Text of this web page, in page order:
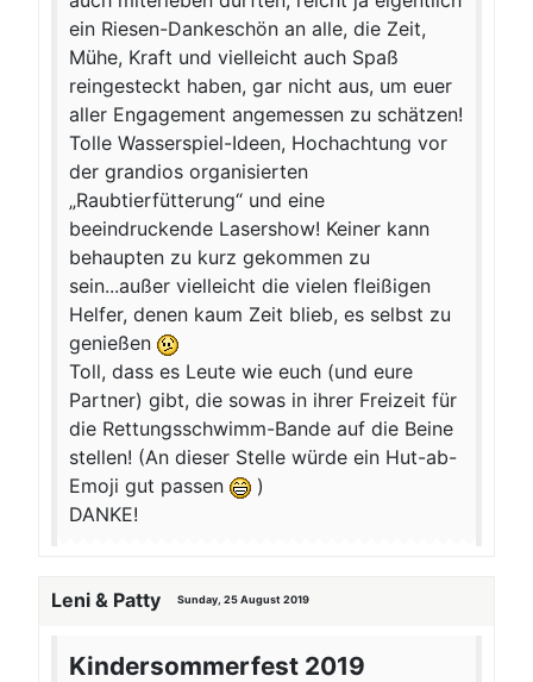
ein Riesen-Dankeschön an alle, die Zeit,
Mühe, Kraft und vielleicht auch Spaß
reingesteckt haben, gar nicht aus, um euer
aller Engagement angemessen zu schätzen!
Tolle Wasserspiel-Ideen, Hochachtung vor
der grandios organisierten
„Raubtierfütterung“ und eine
beeindruckende Lasershow! Keiner kann
behaupten zu kurz gekommen zu
sein...außer vielleicht die vielen fleißigen
Helfer, denen kaum Zeit blieb, es selbst zu
genießen
Toll, dass es Leute wie euch (und eure
Partner) gibt, die sowas in ihrer Freizeit für
die Rettungsschwimm-Bande auf die Beine
stellen! (An dieser Stelle würde ein Hut-ab-
Emoji gut passen
)
DANKE!
Leni & Patty Sunday, 25 August 2019
Kindersommerfest 2019